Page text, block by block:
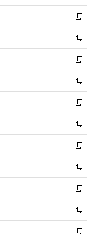
開
く
ウ
で
開
く
ン
ド
ウ
で
開
く
ウ
ィ
ン
ド
ウ
で
開
く
新
し
い
ウ
ィ
ン
ド
ウ
で
開
く
新
し
い
ウ
ィ
ン
ド
ウ
で
開
く
新
し
い
ウ
ィ
ン
ド
ウ
で
開
く
新
し
い
ウ
ィ
ン
ド
ウ
で
開
く
新
し
い
ウ
ィ
ン
ド
ウ
で
開
く
新
し
い
ウ
ィ
ン
ド
ウ
で
開
く
新
し
い
ウ
ィ
ン
ド
ウ
で
新
し
い
ウ
ィ
ン
ド
新
し
い
ウ
新
し